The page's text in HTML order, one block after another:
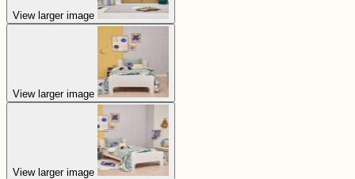
View larger image
View larger image
View larger image